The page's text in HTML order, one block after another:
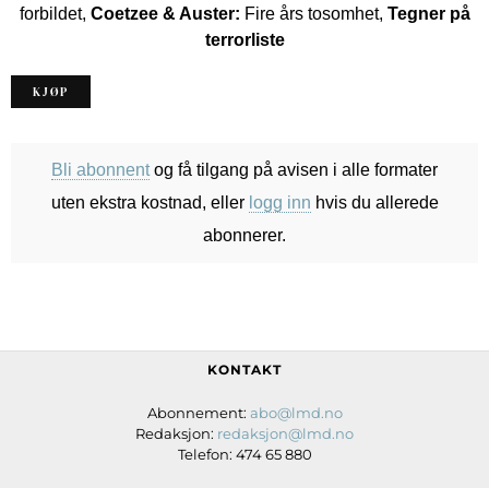
forbildet, Coetzee & Auster: Fire års tosomhet, Tegner på
terrorliste
KJØP
Bli abonnentog få tilgang på avisen i alle formater
uten ekstra kostnad, eller logg inn hvis du allerede
abonnerer.
KONTAKT
Abonnement: abo@lmd.no
Redaksjon: redaksjon@lmd.no
Telefon: 474 65 880